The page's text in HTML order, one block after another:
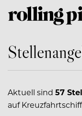
Aktuell sind 57
auf